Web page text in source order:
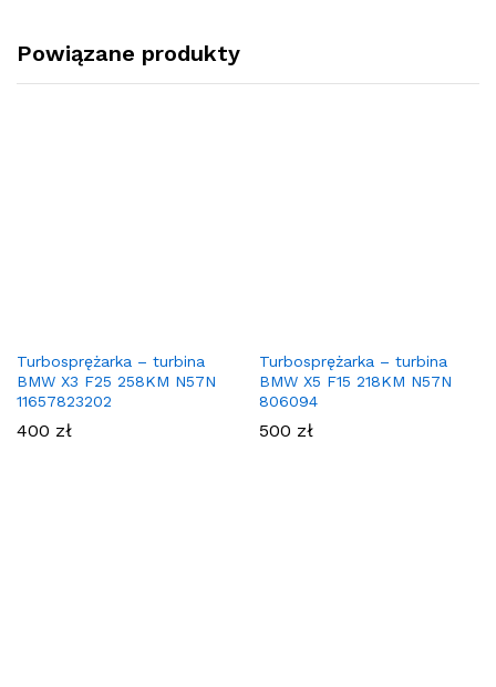
Powiązane produkty
Turbosprężarka – turbina
BMW X3 F25 258KM N57N
11657823202
400 zł
Turbosprężarka – turbina
BMW X5 F15 218KM N57N
806094
500 zł